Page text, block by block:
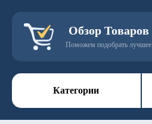
Обзор Товаров
Поможем подобрать лучшее
Категории